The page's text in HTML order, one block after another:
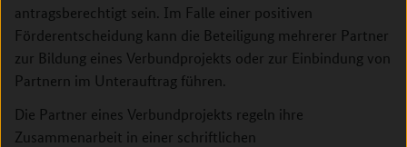
antragsberechtigt sein. Im Falle einer positiven
Förderentscheidung kann die Beteiligung mehrerer Partner
zur Bildung eines Verbundprojekts oder zur Einbindung von
Partnern im Unterauftrag führen.
Die Partner eines Verbundprojekts regeln ihre
Zusammenarbeit in einer schriftlichen